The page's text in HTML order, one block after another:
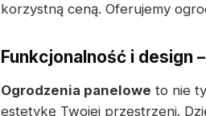
korzystną ceną. Oferujemy
Funkcjonalność i design
Ogrodzenia panelowe to nie
estetykę Twojej przestrzeni.